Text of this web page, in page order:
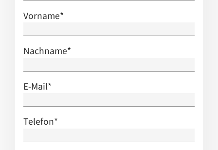
Vorname*
Nachname*
E-Mail*
Telefon*